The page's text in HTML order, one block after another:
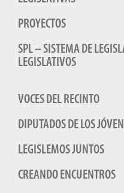
PROYECTOS
SPL – SISTEMA DE
LEGISLATIVOS
VOCES DEL RECINTO
DIPUTADOS DE LOS
LEGISLEMOS JUNTOS
CREANDO ENCUENTROS